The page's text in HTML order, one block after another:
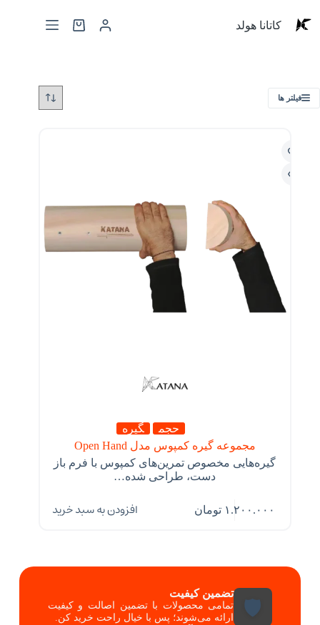
کاتانا هولد
فیلتر ها
حجم
گیره
مجموعه گیره کمپوس مدل Open Hand
گیره‌هایی مخصوص تمرین‌های کمپوس با فرم باز
دست، طراحی شده…
۱.۲۰۰.۰۰۰ تومان افزودن به سبد خرید
🛡️
تضمین کیفیت
تمامی محصولات با تضمین اصالت و کیفیت
ارائه می‌شوند؛ پس با خیال راحت خرید کن.